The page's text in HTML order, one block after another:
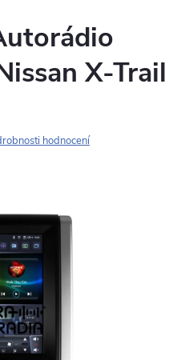
X-Trail
hodnocení